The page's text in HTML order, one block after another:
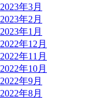
2023年3月
2023年2月
2023年1月
2022年12月
2022年11月
2022年10月
2022年9月
2022年8月